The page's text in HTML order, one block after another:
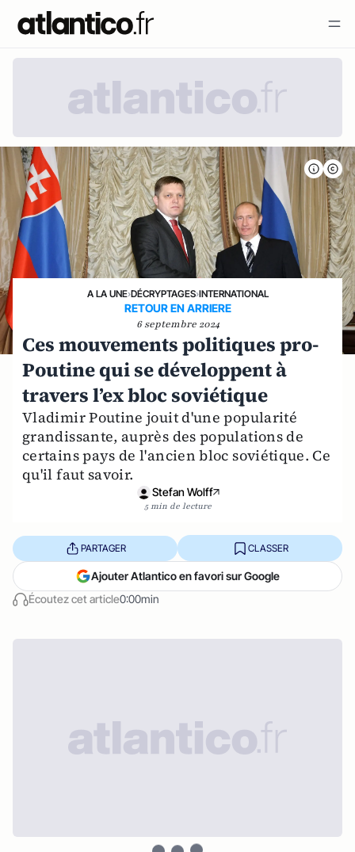
A LA UNE›DÉCRYPTAGES›INTERNATIONAL
RETOUR EN ARRIERE
6 septembre 2024
Ces mouvements politiques pro-
Poutine qui se développent à
travers l’ex bloc soviétique
Vladimir Poutine jouit d'une popularité
grandissante, auprès des populations de
certains pays de l'ancien bloc soviétique. Ce
qu'il faut savoir.
Stefan Wolff
5 min de lecture
Écoutez cet article0:00min
PARTAGER CLASSER
Ajouter Atlantico en favori sur Google